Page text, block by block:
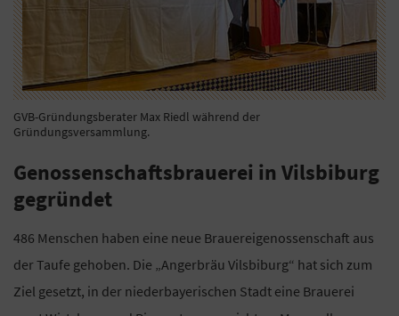
GVB-Gründungsberater Max Riedl während der
Gründungsversammlung.
Genossenschaftsbrauerei in Vilsbiburg
gegründet
486 Menschen haben eine neue Brauereigenossenschaft aus
der Taufe gehoben. Die „Angerbräu Vilsbiburg“ hat sich zum
Ziel gesetzt, in der niederbayerischen Stadt eine Brauerei